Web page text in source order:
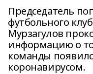
Председатель
футбольного
Мурзагулов
информацию о
команды
коронавирусом.